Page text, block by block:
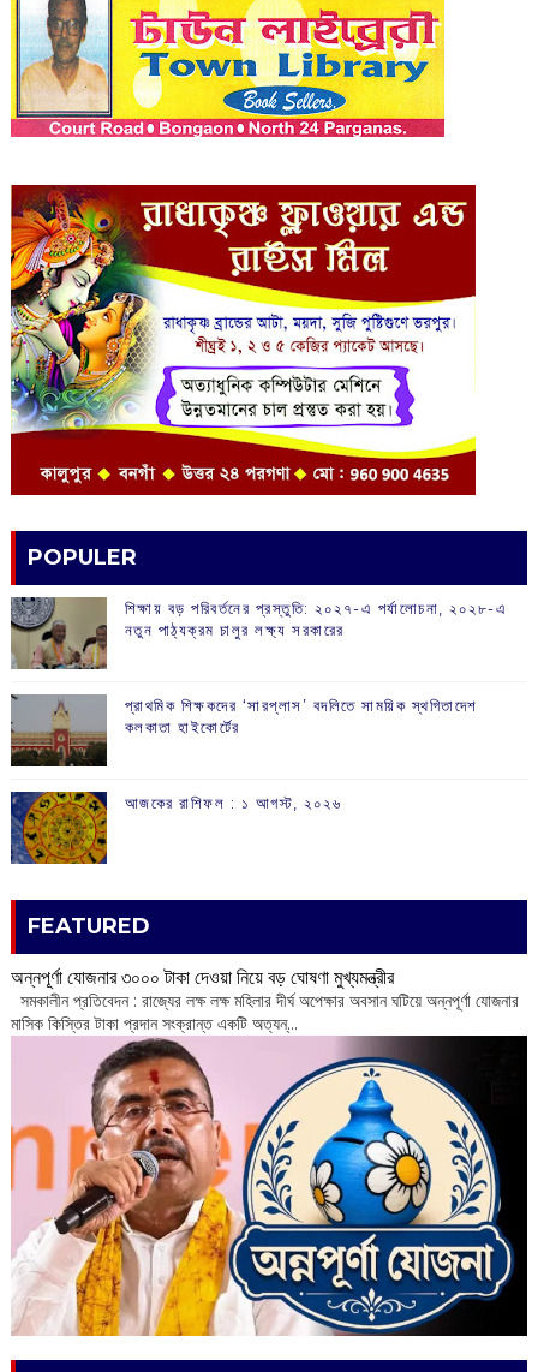
POPULER
শিক্ষায় বড় পরিবর্তনের প্রস্তুতি: ২০২৭-এ পর্যালোচনা, ২০২৮-এ
নতুন পাঠ্যক্রম চালুর লক্ষ্য সরকারের
প্রাথমিক শিক্ষকদের ‘সারপ্লাস’ বদলিতে সাময়িক স্থগিতাদেশ
কলকাতা হাইকোর্টের
আজকের রাশিফল :‌ ‌‌১ আগস্ট, ২০২৬
FEATURED
অন্নপূর্ণা যোজনার ৩০০০ টাকা দেওয়া নিয়ে বড় ঘোষণা মুখ্যমন্ত্রীর
সমকালীন প্রতিবেদন : রাজ্যের লক্ষ লক্ষ মহিলার দীর্ঘ অপেক্ষার অবসান ঘটিয়ে অন্নপূর্ণা যোজনার
মাসিক কিস্তির টাকা প্রদান সংক্রান্ত একটি অত্যন্...